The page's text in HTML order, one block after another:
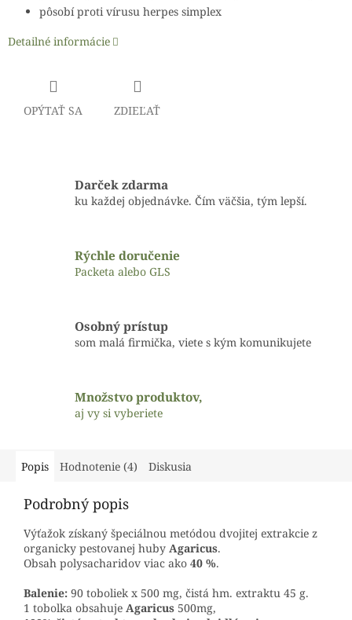
pôsobí proti vírusu herpes simplex
Detailné informácie
OPÝTAŤ SA ZDIEĽAŤ
Darček zdarma
ku každej objednávke. Čím väčšia, tým lepší.
Rýchle doručenie
Packeta alebo GLS
Osobný prístup
som malá firmička, viete s kým komunikujete
Množstvo produktov,
aj vy si vyberiete
Popis Hodnotenie (4) Diskusia
Podrobný popis
Výťažok získaný špeciálnou metódou dvojitej extrakcie z
organicky pestovanej huby Agaricus.
Obsah polysacharidov viac ako 40 %.
Balenie: 90 toboliek x 500 mg, čistá hm. extraktu 45 g.
1 tobolka obsahuje Agaricus 500mg,